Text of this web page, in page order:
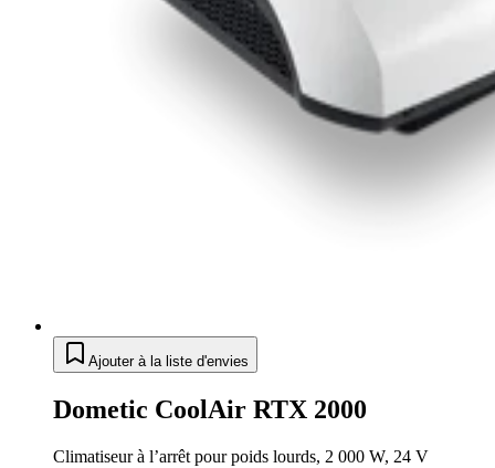
Ajouter à la liste d'envies
Dometic CoolAir RTX 2000
Climatiseur à l’arrêt pour poids lourds, 2 000 W, 24 V